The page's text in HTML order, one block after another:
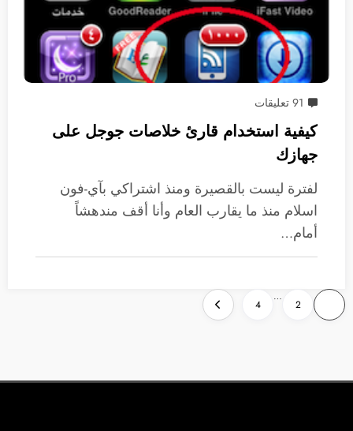
91 تعليقات
كيفية استخدام قارئ خلاصات جوجل على
جهازك
لفترة ليست بالقصيرة ومنذ اشتراكي بآي-فون
اسلام منذ ما يقارب العام وأنا أقف مندهشاً
أمام…
تعدد
صفحات
2
…
4